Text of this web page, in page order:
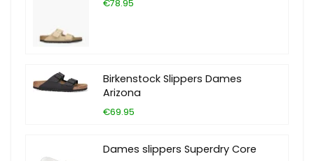
€78.95
Birkenstock Slippers Dames
Arizona
€69.95
Dames slippers Superdry Core